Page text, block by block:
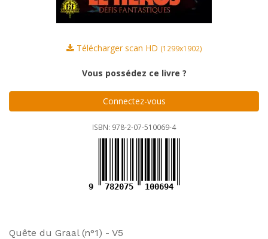
Télécharger scan HD (1299x1902)
Vous possédez ce livre ?
Connectez-vous
ISBN: 978-2-07-510069-4
9 782075 100694
Quête du Graal (n°1) - V5